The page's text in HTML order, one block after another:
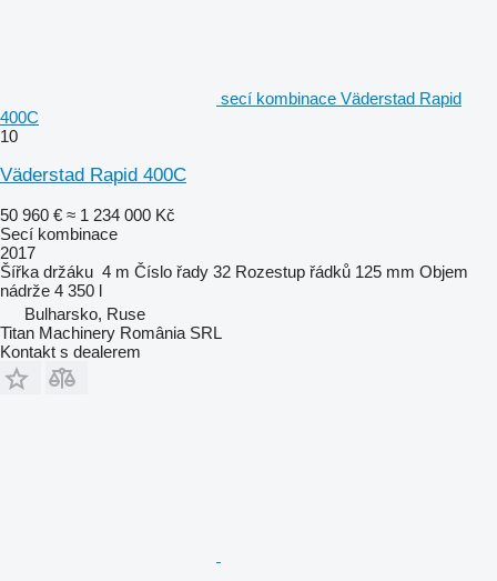
secí kombinace Väderstad Rapid
400C
10
Väderstad Rapid 400C
50 960 € ≈ 1 234 000 Kč
Secí kombinace
2017
Šířka držáku 4 m Číslo řady 32 Rozestup řádků 125 mm Objem
nádrže 4 350 l
Bulharsko, Ruse
Titan Machinery România SRL
Kontakt s dealerem